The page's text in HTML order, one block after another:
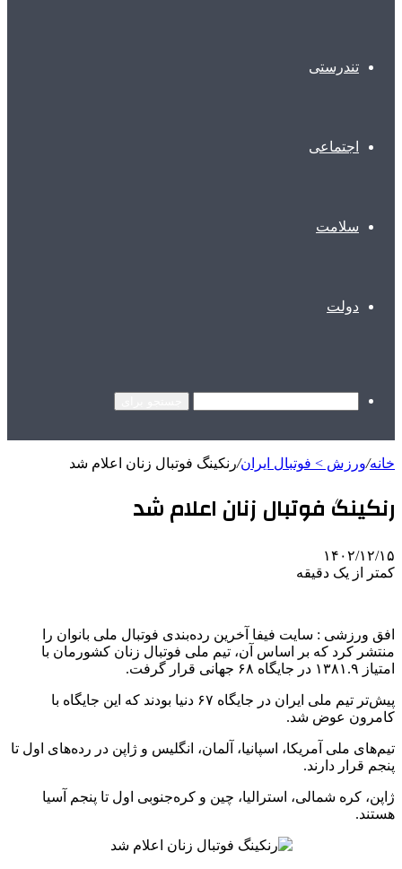
تندرستی
اجتماعی
سلامت
دولت
خانه/ورزش > فوتبال ایران/رنکینگ فوتبال زنان اعلام شد
رنکینگ فوتبال زنان اعلام شد
۱۴۰۲/۱۲/۱۵
کمتر از یک دقیقه
افق ورزشی : سایت فیفا آخرین رده‌بندی فوتبال ملی بانوان را
منتشر کرد که بر اساس آن، تیم ملی فوتبال زنان کشورمان با
امتیاز ۱۳۸۱.۹ در جایگاه ۶۸ جهانی قرار گرفت.
پیش‌تر تیم ملی ایران در جایگاه ۶۷ دنیا بودند که این جایگاه با
کامرون عوض شد.
تیم‌های ملی آمریکا، اسپانیا، آلمان، انگلیس و ژاپن در رده‌های اول تا
پنجم قرار دارند.
ژاپن، کره شمالی، استرالیا، چین و کره‌جنوبی اول تا پنجم آسیا
هستند.